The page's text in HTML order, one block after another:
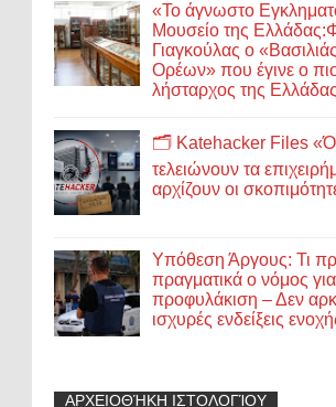
«Το άγνωστο
Μουσείο της
Γιαγκούλας ο
Ορέων» που έγινε ο
λήσταρχος της
🗂️ Katehacker Files
τελειώνουν τα
αρχίζουν οι
Υπόθεση Άργους: Τι
πραγματικά ο νόμος
προφυλάκιση – Δεν
ισχυρές ενδείξεις
ΑΡΧΕΙΟΘΉΚΗ ΙΣΤΟΛΟΓΊΟΥ